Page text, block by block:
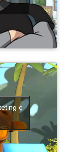
stars Racing
é melhor.
da
e